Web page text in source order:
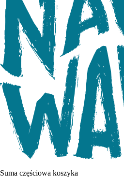
Suma częściowa koszyka